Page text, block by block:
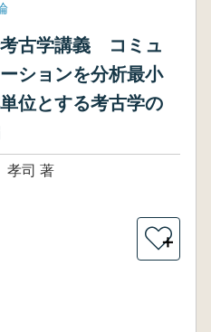
古学講義 コミュ
ションを分析最小
位とする考古学の
司 著
＋